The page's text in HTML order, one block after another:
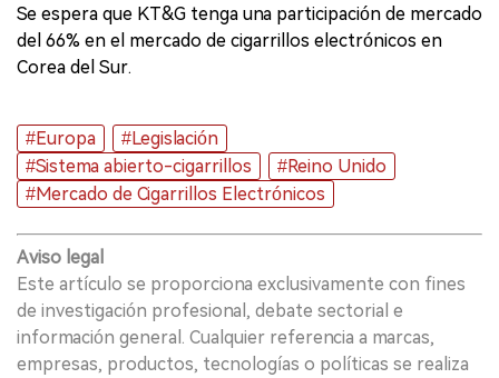
Se espera que KT&G tenga una participación de mercado
del 66% en el mercado de cigarrillos electrónicos en
Corea del Sur.
#Europa
#Legislación
#Sistema abierto-cigarrillos
#Reino Unido
#Mercado de Cigarrillos Electrónicos
Aviso legal
Este artículo se proporciona exclusivamente con fines
de investigación profesional, debate sectorial e
información general. Cualquier referencia a marcas,
empresas, productos, tecnologías o políticas se realiza